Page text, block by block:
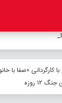
صنع_
کارگردانی «صفا با
روزه